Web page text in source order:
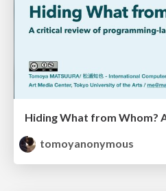
tomoyanonymous